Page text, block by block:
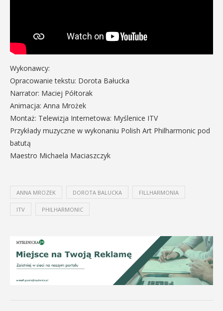
Wykonawcy:
Opracowanie tekstu: Dorota Bałucka
Narrator: Maciej Półtorak
Animacja: Anna Mrożek
Montaż: Telewizja Internetowa: Myślenice ITV
Przykłady muzyczne w wykonaniu Polish Art Philharmonic pod
batutą
Maestro Michaela Maciaszczyk
ANNA MROZEK DOROTA BALUCKA FILLHARMONIA
ITV PHILHARMONIC